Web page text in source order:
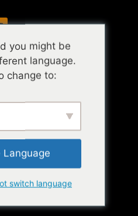
you might be
language.
change to:
Language
switch language